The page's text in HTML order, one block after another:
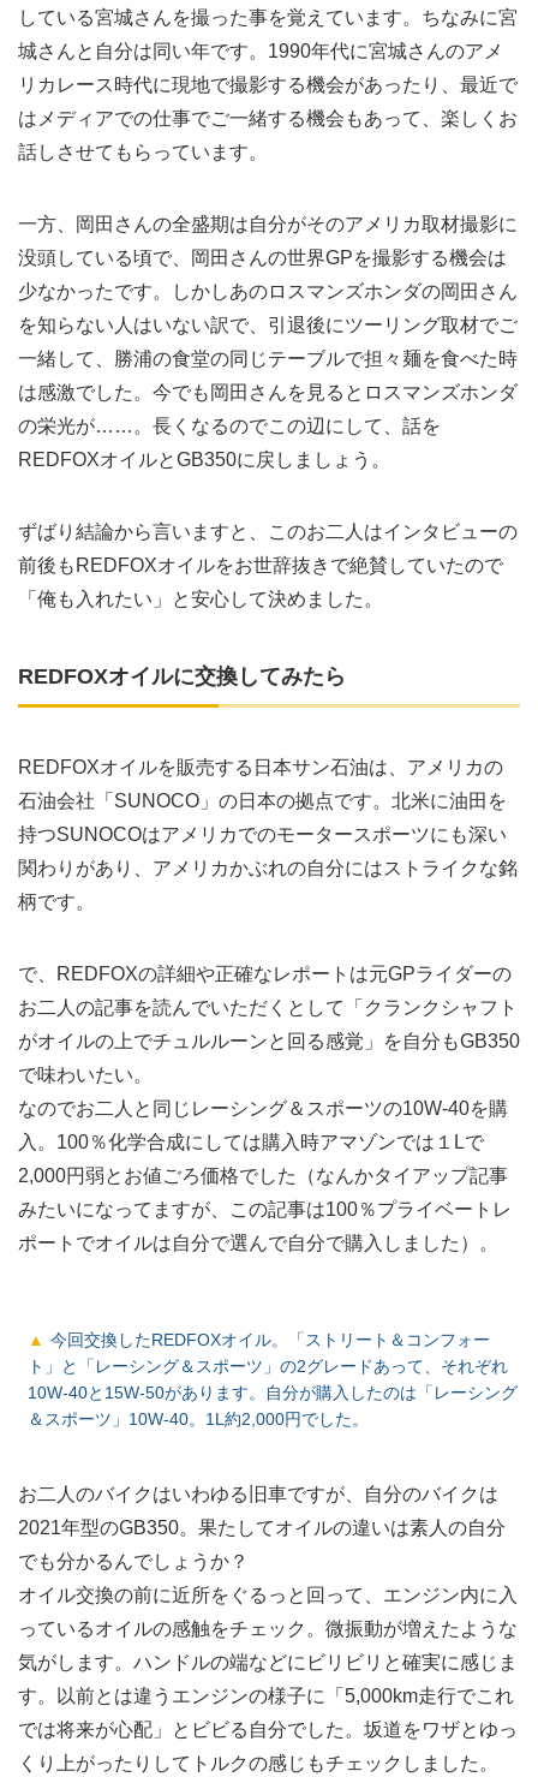
している宮城さんを撮った事を覚えています。ちなみに宮
城さんと自分は同い年です。1990年代に宮城さんのアメ
リカレース時代に現地で撮影する機会があったり、最近で
はメディアでの仕事でご一緒する機会もあって、楽しくお
話しさせてもらっています。
一方、岡田さんの全盛期は自分がそのアメリカ取材撮影に
没頭している頃で、岡田さんの世界GPを撮影する機会は
少なかったです。しかしあのロスマンズホンダの岡田さん
を知らない人はいない訳で、引退後にツーリング取材でご
一緒して、勝浦の食堂の同じテーブルで担々麺を食べた時
は感激でした。今でも岡田さんを見るとロスマンズホンダ
の栄光が……。長くなるのでこの辺にして、話を
REDFOXオイルとGB350に戻しましょう。
ずばり結論から言いますと、このお二人はインタビューの
前後もREDFOXオイルをお世辞抜きで絶賛していたので
「俺も入れたい」と安心して決めました。
REDFOXオイルに交換してみたら
REDFOXオイルを販売する日本サン石油は、アメリカの
石油会社「SUNOCO」の日本の拠点です。北米に油田を
持つSUNOCOはアメリカでのモータースポーツにも深い
関わりがあり、アメリカかぶれの自分にはストライクな銘
柄です。
で、REDFOXの詳細や正確なレポートは元GPライダーの
お二人の記事を読んでいただくとして「クランクシャフト
がオイルの上でチュルルーンと回る感覚」を自分もGB350
で味わいたい。
なのでお二人と同じレーシング＆スポーツの10W-40を購
入。100％化学合成にしては購入時アマゾンでは１Lで
2,000円弱とお値ごろ価格でした（なんかタイアップ記事
みたいになってますが、この記事は100％プライベートレ
ポートでオイルは自分で選んで自分で購入しました）。
今回交換したREDFOXオイル。「ストリート＆コンフォー
ト」と「レーシング＆スポーツ」の2グレードあって、それぞれ
10W-40と15W-50があります。自分が購入したのは「レーシング
＆スポーツ」10W-40。1L約2,000円でした。
お二人のバイクはいわゆる旧車ですが、自分のバイクは
2021年型のGB350。果たしてオイルの違いは素人の自分
でも分かるんでしょうか？
オイル交換の前に近所をぐるっと回って、エンジン内に入
っているオイルの感触をチェック。微振動が増えたような
気がします。ハンドルの端などにビリビリと確実に感じま
す。以前とは違うエンジンの様子に「5,000km走行でこれ
では将来が心配」とビビる自分でした。坂道をワザとゆっ
くり上がったりしてトルクの感じもチェックしました。